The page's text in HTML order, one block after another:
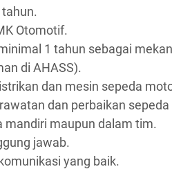
Otomotif.
1 tahun sebagai
di AHASS).
dan mesin sepeda
dan perbaikan
mandiri maupun dalam tim.
jawab.
yang baik.